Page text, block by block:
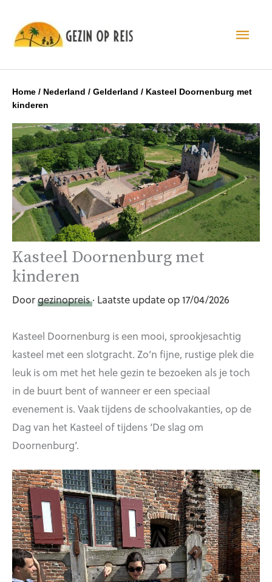
Home / Nederland / Gelderland / Kasteel Doornenburg met
kinderen
Kasteel Doornenburg met
kinderen
Doorgezinopreis· Laatste update op 17/04/2026
Kasteel Doornenburg is een mooi, sprookjesachtig
kasteel met een slotgracht. Zo’n fijne, rustige plek die
leuk is om met het hele gezin te bezoeken als je toch
in de buurt bent of wanneer er een speciaal
evenement is. Vaak tijdens de schoolvakanties, op de
Dag van het Kasteel of tijdens ‘De slag om
Doornenburg’.